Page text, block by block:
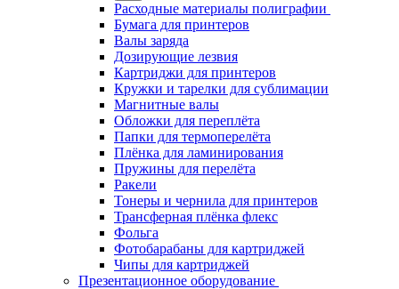
Расходные материалы полиграфии
Бумага для принтеров
Валы заряда
Дозирующие лезвия
Картриджи для принтеров
Кружки и тарелки для сублимации
Магнитные валы
Обложки для переплёта
Папки для термоперелёта
Плёнка для ламинирования
Пружины для перелёта
Ракели
Тонеры и чернила для принтеров
Трансферная плёнка флекс
Фольга
Фотобарабаны для картриджей
Чипы для картриджей
Презентационное оборудование